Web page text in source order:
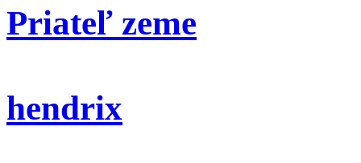
Priateľ zeme
hendrix